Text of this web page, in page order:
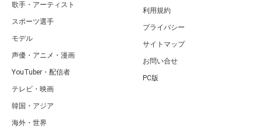
歌手・アーティスト
スポーツ選手
モデル
声優・アニメ・漫画
YouTuber・配信者
テレビ・映画
韓国・アジア
海外・世界
利用規約
プライバシー
サイトマップ
お問い合せ
PC版